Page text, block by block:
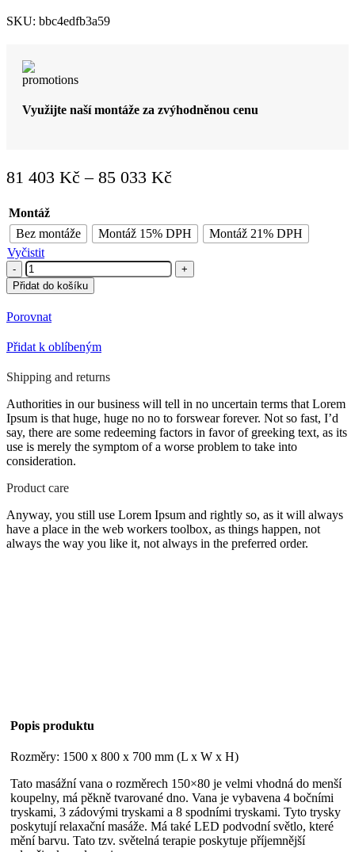
SKU: bbc4edfb3a59
Využijte naší montáže za zvýhodněnou cenu
81 403 Kč – 85 033 Kč
403 Kč
až
85
Montáž
Bez montáže
Montáž 15% DPH
Montáž 21% DPH
Vyčistit
Hydromasážní
vana
SSWW
pravá
151x79x70
Přidat do košíku
Porovnat
Přidat k oblíbeným
Shipping and returns
Authorities in our business will tell in no uncertain terms that Lorem
Ipsum is that huge, huge no no to forswear forever. Not so fast, I’d
say, there are some redeeming factors in favor of greeking text, as its
use is merely the symptom of a worse problem to take into
consideration.
Product care
Anyway, you still use Lorem Ipsum and rightly so, as it will always
have a place in the web workers toolbox, as things happen, not
always the way you like it, not always in the preferred order.
Popis produktu
Rozměry: 1500 x 800 x 700 mm (L x W x H)
Tato masážní vana o rozměrech 150×80 je velmi vhodná do menší
koupelny, má pěkně tvarované dno. Vana je vybavena 4 bočními
tryskami, 3 zádovými tryskami a 8 spodními tryskami. Tyto trysky
poskytují relaxační masáže. Má také LED podvodní světlo, které
mění barvu. Tato tzv. světelná terapie poskytuje příjemnější